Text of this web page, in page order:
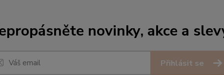
novinky, akce a
Přihlásit se